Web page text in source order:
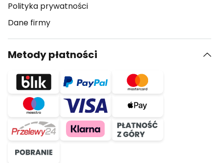
Polityka prywatności
Dane firmy
Metody płatności